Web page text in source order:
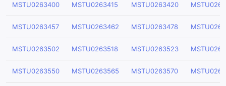
MSTU0263400 MSTU0263415 MSTU0263420
MSTU0263457 MSTU0263462 MSTU0263478
MSTU0263502 MSTU0263518 MSTU0263523
MSTU0263550 MSTU0263565 MSTU0263570